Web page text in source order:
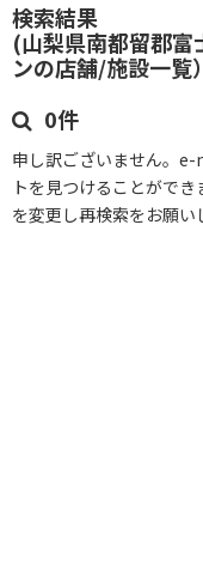
検索結果
(山梨県南都留郡富
ンの店舗/施設一覧）
0件
申し訳ございません。
トを見つけることができ
を変更し再検索をお願い